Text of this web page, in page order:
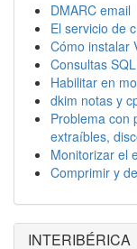
DMARC email
El servicio de
Cómo instalar
Consultas
Habilitar en
dkim notas y
Problema con
extraíbles,
Monitorizar el
Comprimir y
INTERIBÉRICA